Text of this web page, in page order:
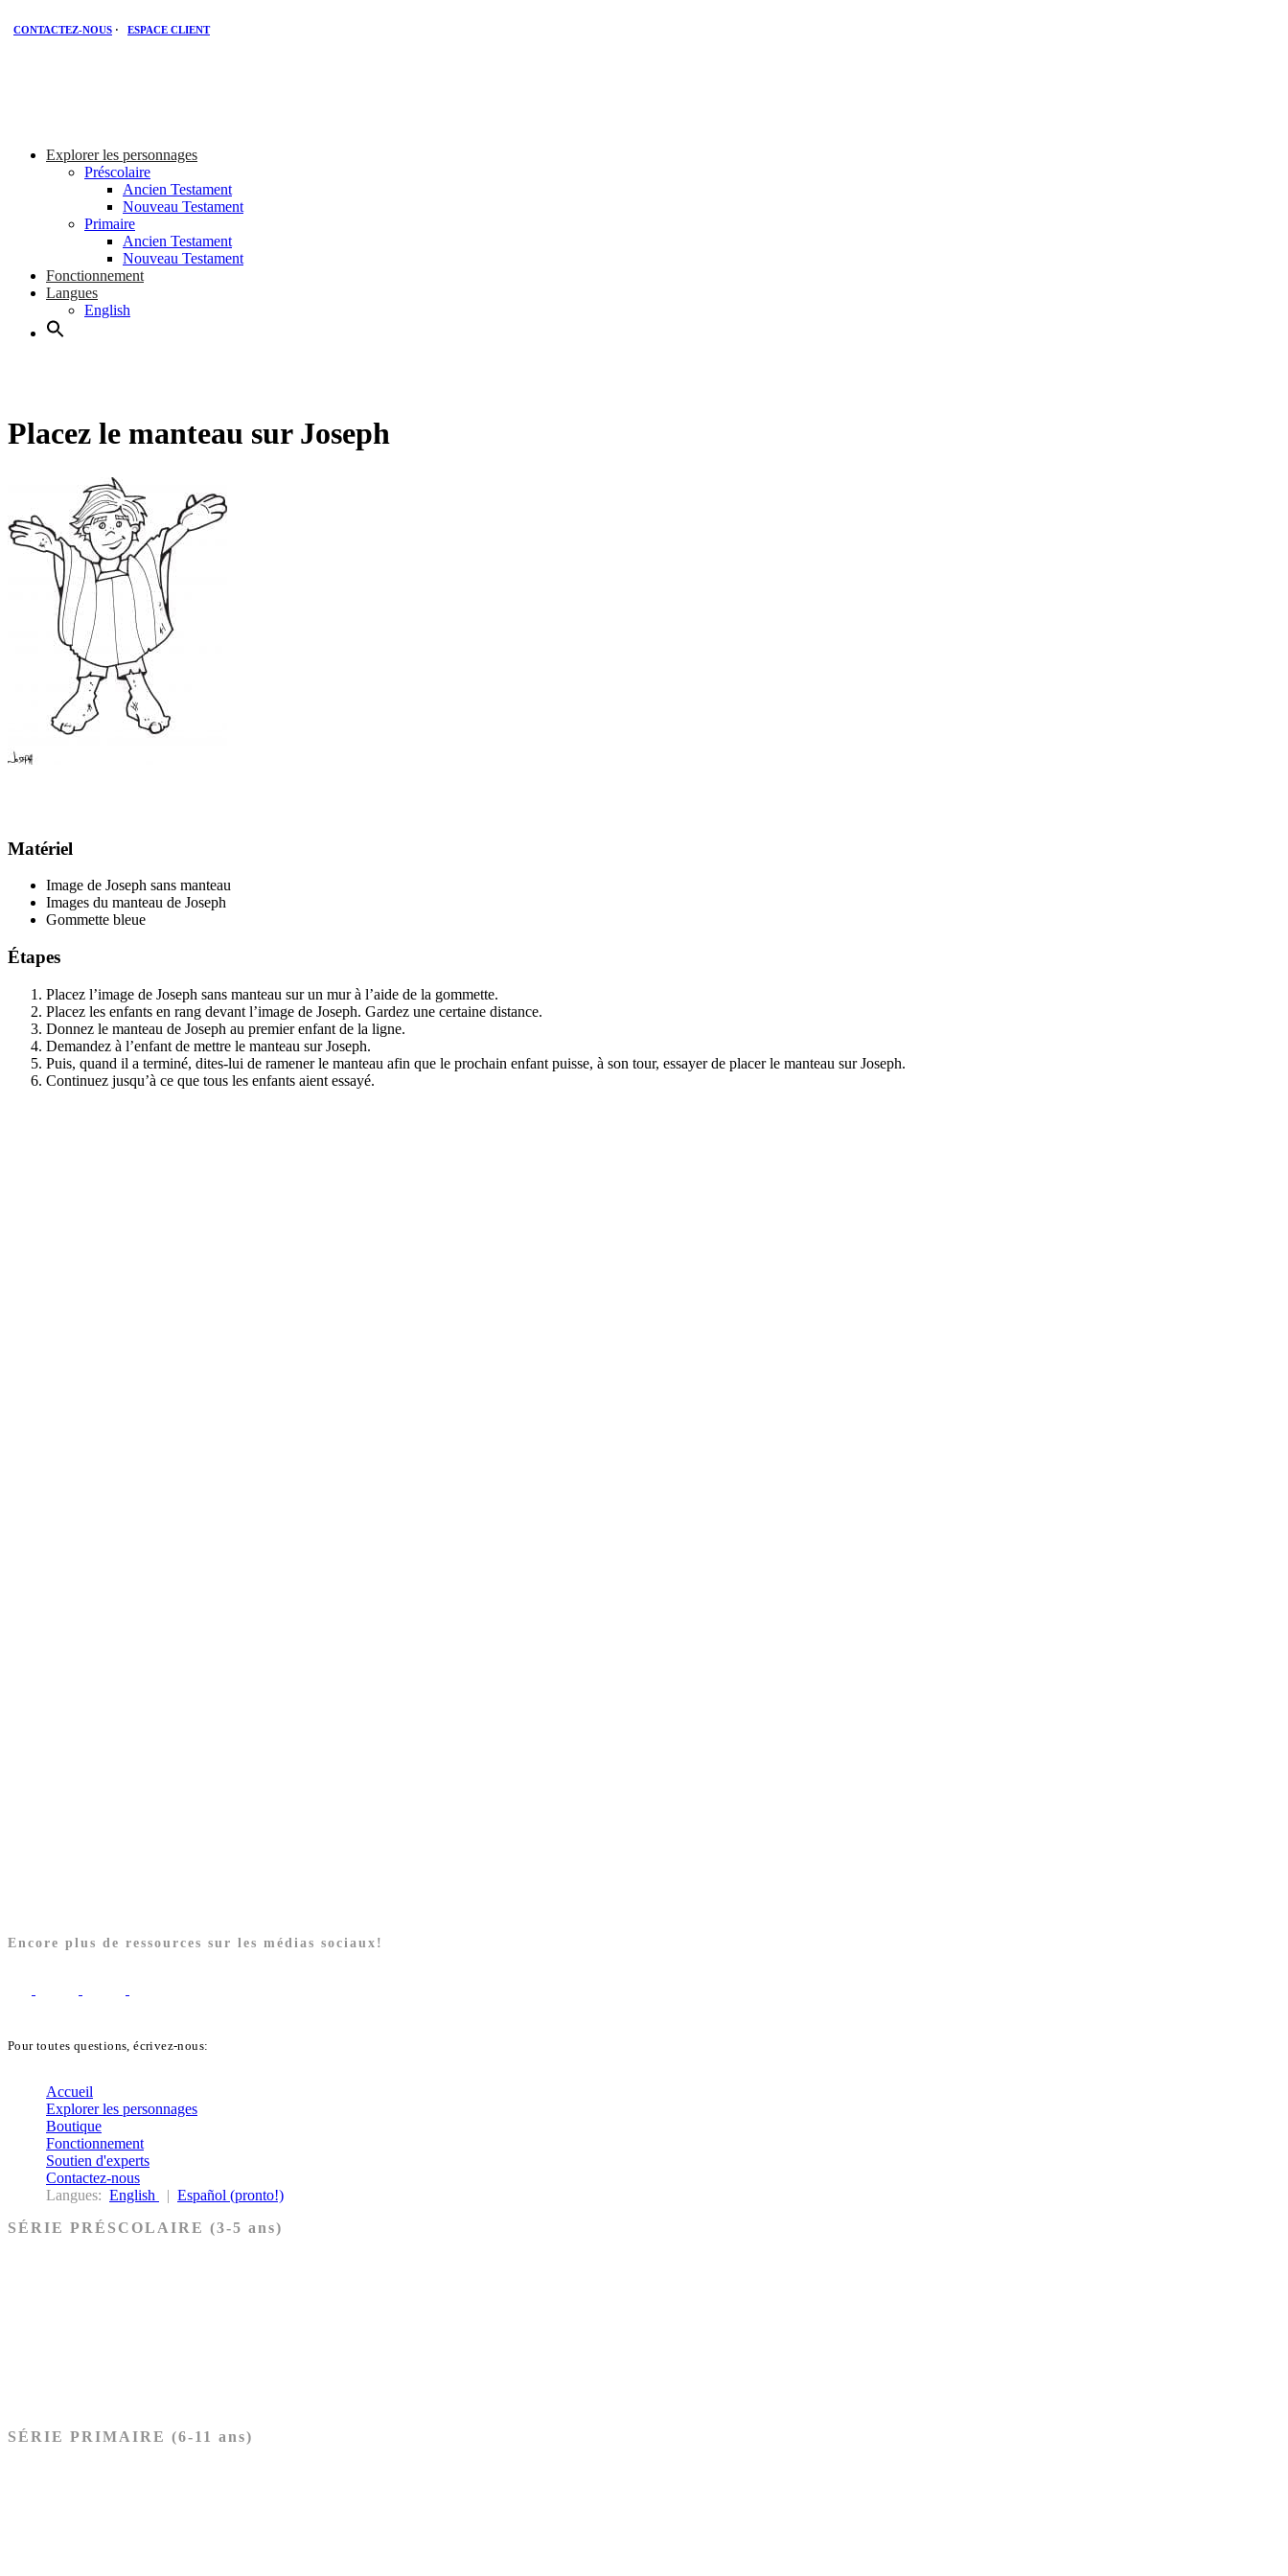
CONTACTEZ-NOUS · ESPACE CLIENT
Explorer les personnages
Préscolaire
Ancien Testament
Nouveau Testament
Primaire
Ancien Testament
Nouveau Testament
Fonctionnement
Langues
English
Placez le manteau sur Joseph
Matériel
Image de Joseph sans manteau
Images du manteau de Joseph
Gommette bleue
Étapes
Placez l’image de Joseph sans manteau sur un mur à l’aide de la gommette.
Placez les enfants en rang devant l’image de Joseph. Gardez une certaine distance.
Donnez le manteau de Joseph au premier enfant de la ligne.
Demandez à l’enfant de mettre le manteau sur Joseph.
Puis, quand il a terminé, dites-lui de ramener le manteau afin que le prochain enfant puisse, à son tour, essayer de placer le manteau sur Joseph.
Continuez jusqu’à ce que tous les enfants aient essayé.
Encore plus de ressources sur les médias sociaux!
Pour toutes questions, écrivez-nous:
Accueil
Explorer les personnages
Boutique
Fonctionnement
Soutien d'experts
Contactez-nous
Langues: English | Español (pronto!)
SÉRIE PRÉSCOLAIRE (3-5 ans)
SÉRIE PRIMAIRE (6-11 ans)